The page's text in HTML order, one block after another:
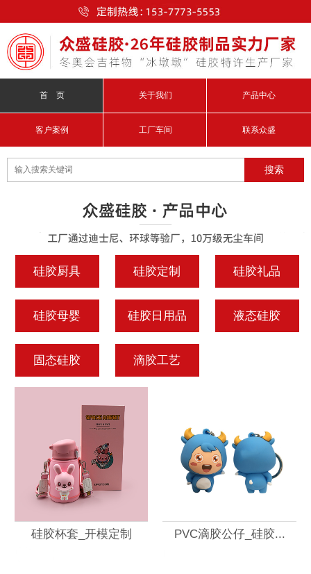
首 页 关于我们 产品中心
客户案例 工厂车间 联系众盛
硅胶厨具 硅胶定制 硅胶礼品
硅胶母婴 硅胶日用品 液态硅胶
固态硅胶 滴胶工艺
硅胶杯套_开模定制 PVC滴胶公仔_硅胶...